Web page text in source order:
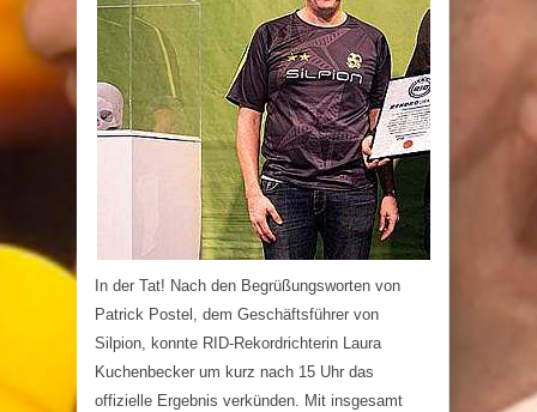
In der Tat! Nach den Begrüßungsworten von
Patrick Postel, dem Geschäftsführer von
Silpion, konnte RID-Rekordrichterin Laura
Kuchenbecker um kurz nach 15 Uhr das
offizielle Ergebnis verkünden. Mit insgesamt